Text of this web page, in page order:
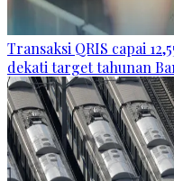
Transaksi QRIS capai
dekati target tahunan